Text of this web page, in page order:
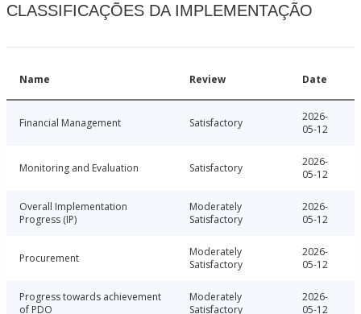
CLASSIFICAÇÕES DA IMPLEMENTAÇÃO
Name Review Date
Financial Management Satisfactory
2026-
05-12
Monitoring and Evaluation Satisfactory
2026-
05-12
Overall Implementation
Progress (IP)
Moderately
Satisfactory
2026-
05-12
Procurement
Moderately
Satisfactory
2026-
05-12
Progress towards achievement
of PDO
Moderately
Satisfactory
2026-
05-12